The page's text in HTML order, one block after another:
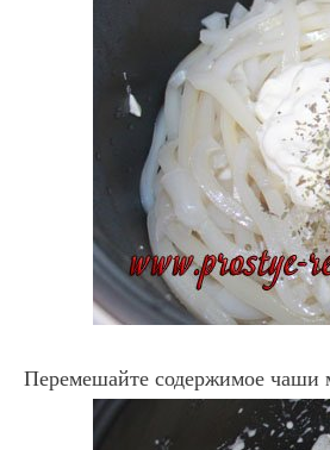
Перемешайте содержимое чаши